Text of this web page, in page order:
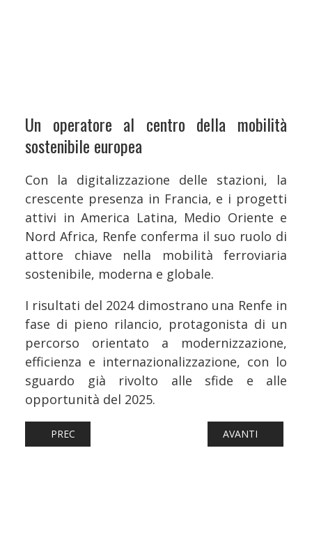
Un operatore al centro della mobilità
sostenibile europea
Con la digitalizzazione delle stazioni, la
crescente presenza in Francia, e i progetti
attivi in America Latina, Medio Oriente e
Nord Africa, Renfe conferma il suo ruolo di
attore chiave nella mobilità ferroviaria
sostenibile, moderna e globale.
I risultati del 2024 dimostrano una Renfe in
fase di pieno rilancio, protagonista di un
percorso orientato a modernizzazione,
efficienza e internazionalizzazione, con lo
sguardo già rivolto alle sfide e alle
opportunità del 2025.
ARTICOLO PRECEDENTE: FERROVIE: CALABRIA,
PREC ARTICOLO
AVANTI